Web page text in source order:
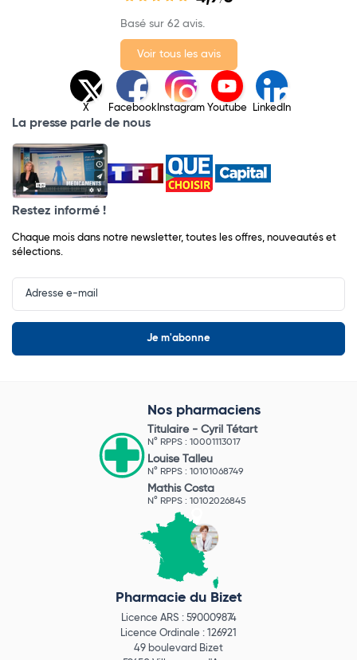
Basé sur 62 avis.
Voir tous les avis
X Facebook Instagram Youtube LinkedIn
La presse parle de nous
Restez informé !
Chaque mois dans notre newsletter, toutes les offres, nouveautés et
sélections.
Input
Newsletter
Nos pharmaciens
Titulaire - Cyril Tétart
N° RPPS : 10001113017
Louise Talleu
N° RPPS : 10101068749
Mathis Costa
N° RPPS : 10102026845
Pharmacie du Bizet
Licence ARS : 590009874
Licence Ordinale : 126921
49 boulevard Bizet